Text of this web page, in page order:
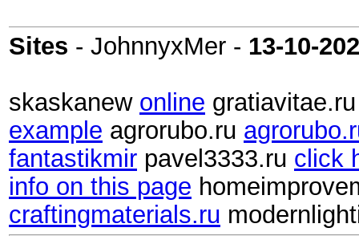
Sites - JohnnyxMer - 13-10-
skaskanew online
example agrorubo.ru
fantastikmir pavel3333.ru click
info on this page
craftingmaterials.ru